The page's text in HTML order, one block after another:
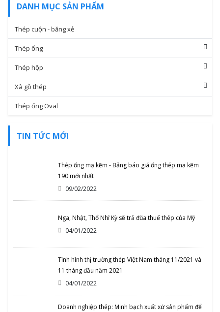
DANH MỤC SẢN PHẨM
Thép cuộn - băng xẻ
Thép ống
Thép hộp
Xà gồ thép
Thép ống Oval
TIN TỨC MỚI
Thép ống mạ kẽm - Bảng báo giá ống thép mạ kẽm
190 mới nhất
09/02/2022
Nga, Nhật, Thổ Nhĩ Kỳ sẽ trả đũa thuế thép của Mỹ
04/01/2022
Tình hình thị trường thép Việt Nam tháng 11/2021 và
11 tháng đầu năm 2021
04/01/2022
Doanh nghiệp thép: Minh bạch xuất xứ sản phẩm để